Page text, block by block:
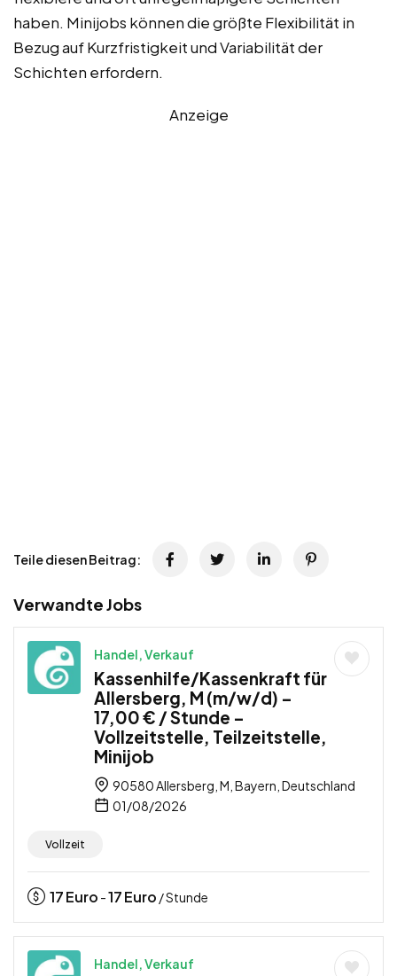
haben. Minijobs können die größte Flexibilität in
Bezug auf Kurzfristigkeit und Variabilität der
Schichten erfordern.
Anzeige
Teile diesen Beitrag:
Verwandte Jobs
Handel, Verkauf
Kassenhilfe/Kassenkraft für
Allersberg, M (m/w/d) –
17,00 € / Stunde –
Vollzeitstelle, Teilzeitstelle,
Minijob
90580 Allersberg, M, Bayern, Deutschland
01/08/2026
Vollzeit
17Euro -17Euro / Stunde
Handel, Verkauf